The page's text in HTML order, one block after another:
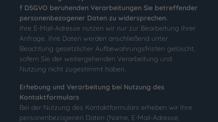
f DSGVO beruhenden Verarbeitungen Sie betreffender
personenbezogener Daten zu widersprechen.
Ihre E-Mail-Adresse nutzen wir nur zur Bearbeitung Ihrer
Anfrage. Ihre Daten werden anschließend unter
Beachtung gesetzlicher Aufbewahrungsfristen gelöscht,
sofern Sie der weitergehenden Verarbeitung und
Nutzung nicht zugestimmt haben.
Erhebung und Verarbeitung bei Nutzung des
Kontaktformulars
Bei der Nutzung des Kontaktformulars erheben wir Ihre
personenbezogenen Daten (Name, E-Mail-Adresse,